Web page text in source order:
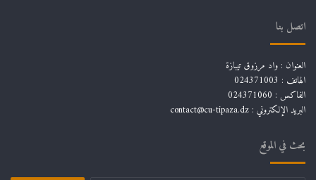
اتصل بنا
العنوان : واد مرزوق تيبازة
الهاتف : 024371003
الفاكس : 024371060
البريد الإلكتروني : contact@cu-tipaza.dz
بحث في الموقع